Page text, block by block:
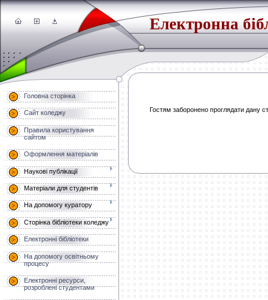
Електронна
Головна сторінка
Сайт коледжу
Правила користування
сайтом
Оформлення матеріалів
Наукові публікації
Матеріали для студентів
На допомогу куратору
Сторінка бібліотеки коледжу
Електронні бібліотеки
На допомогу освітньому
процесу
Електронні ресурси,
розроблені студентами
Гостям заборонено проглядати дану